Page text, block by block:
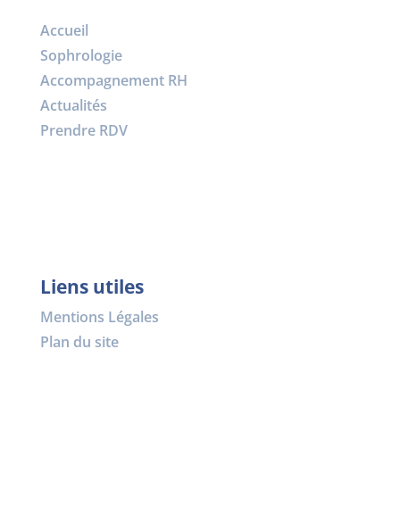
Accueil
Sophrologie
Accompagnement RH
Actualités
Prendre RDV
Liens utiles
Mentions Légales
Plan du site